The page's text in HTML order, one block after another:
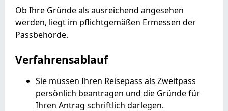
Ob Ihre Gründe als ausreichend angesehen
werden, liegt im pflichtgemäßen Ermessen der
Passbehörde.
Verfahrensablauf
Sie müssen Ihren Reisepass als Zweitpass
persönlich beantragen und die Gründe für
Ihren Antrag schriftlich darlegen.